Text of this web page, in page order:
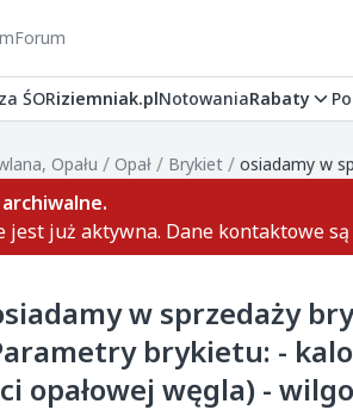
Forum
ŚORiziemniak.plNotowaniaRabaty
Opału / Opał / Brykiet /
jest już aktywna. Dane kontaktowe
w sprzedaży
brykietu: -
opałowej węgla) -